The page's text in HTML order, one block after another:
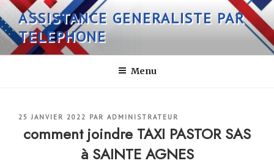
Aller
au
contenu
principal
ASSISTANCE GENERALISTE PAR
TELEPHONE
Menu
PUBLIÉ
25 JANVIER 2022 PAR ADMINISTRATEUR
comment joindre TAXI PASTOR SAS
à SAINTE AGNES